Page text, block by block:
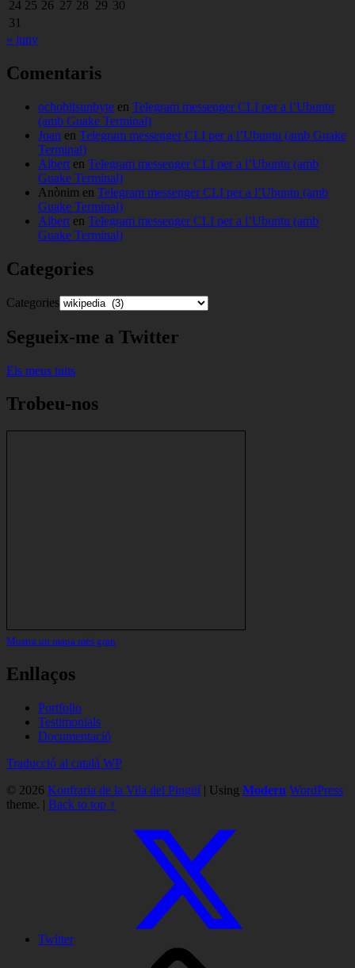
24 25 26 27 28 29 30
31
« juny
Comentaris
ochobitsunbyte en Telegram messenger CLI per a l’Ubuntu
(amb Guake Terminal)
Joan en Telegram messenger CLI per a l’Ubuntu (amb Guake
Terminal)
Albert en Telegram messenger CLI per a l’Ubuntu (amb
Guake Terminal)
Anònim en Telegram messenger CLI per a l’Ubuntu (amb
Guake Terminal)
Albert en Telegram messenger CLI per a l’Ubuntu (amb
Guake Terminal)
Categories
Categories
Segueix-me a Twitter
Els meus tuits
Trobeu-nos
Mostra un mapa més gran
Enllaços
Portfolio
Testimonials
Documentació
Traducció al català WP
© 2026 Konfraria de la Vila del Pingüí | Using Modern WordPress
theme. | Back to top ↑
Twitter